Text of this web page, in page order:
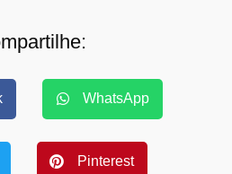
WhatsApp
Pinterest